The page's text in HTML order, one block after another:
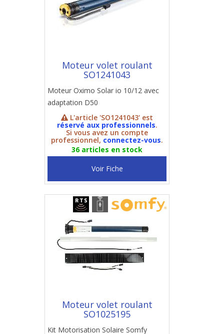
Moteur volet roulant
SO1241043
Moteur Oximo Solar io 10/12 avec
adaptation D50
L'article 'SO1241043' est
réservé aux professionnels.
Si vous avez un compte
professionnel, connectez-vous.
36 articles en stock
Voir Fiche
Moteur volet roulant
SO1025195
Kit Motorisation Solaire Somfy